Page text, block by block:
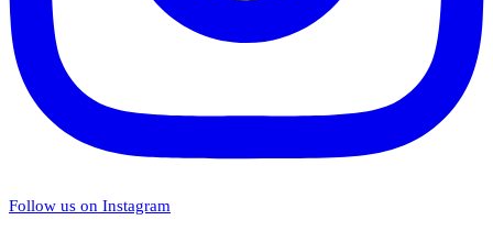
Follow us on Instagram